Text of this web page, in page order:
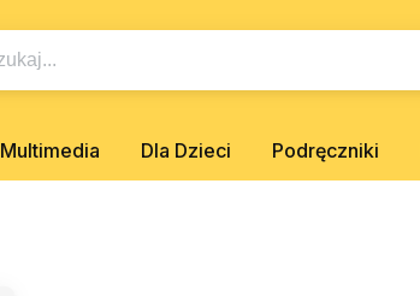
Multimedia Dla Dzieci Podręczniki